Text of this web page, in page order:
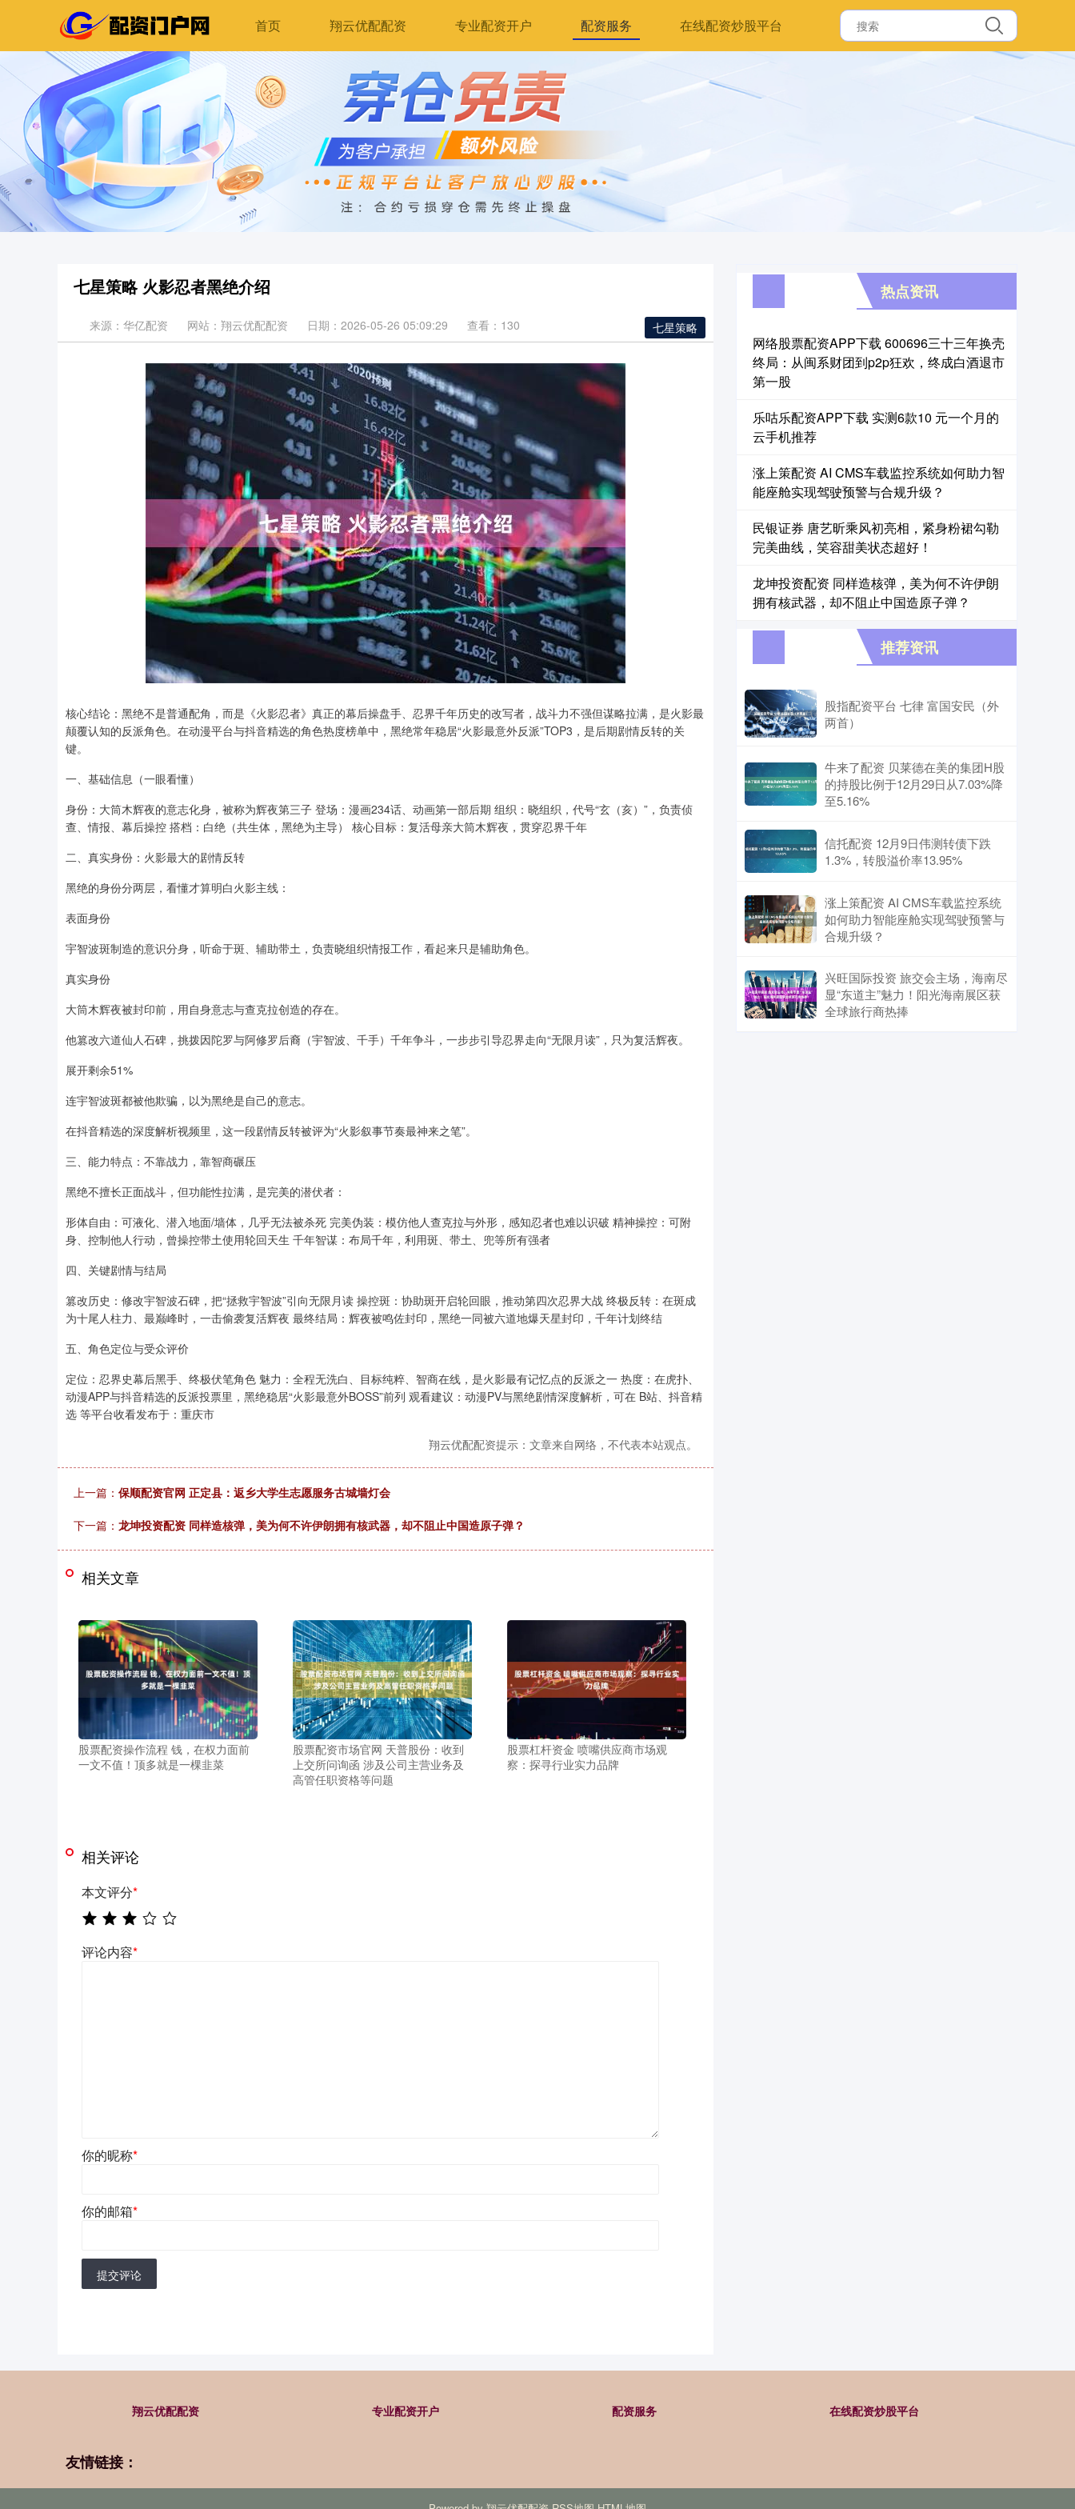
首页 翔云优配配资 专业配资开户 配资服务 在线配资炒股平台
七星策略 火影忍者黑绝介绍
七星策略
来源：华亿配资 网站：翔云优配配资 日期：2026-05-26 05:09:29 查看：130
核心结论：黑绝不是普通配角，而是《火影忍者》真正的幕后操盘手、忍界千年历史的改写者，战斗力不强但谋略拉满，是火影最
颠覆认知的反派角色。在动漫平台与抖音精选的角色热度榜单中，黑绝常年稳居“火影最意外反派”TOP3，是后期剧情反转的关
键。
一、基础信息（一眼看懂）
身份：大筒木辉夜的意志化身，被称为辉夜第三子 登场：漫画234话、动画第一部后期 组织：晓组织，代号“玄（亥）”，负责侦
查、情报、幕后操控 搭档：白绝（共生体，黑绝为主导） 核心目标：复活母亲大筒木辉夜，贯穿忍界千年
二、真实身份：火影最大的剧情反转
黑绝的身份分两层，看懂才算明白火影主线：
表面身份
宇智波斑制造的意识分身，听命于斑、辅助带土，负责晓组织情报工作，看起来只是辅助角色。
真实身份
大筒木辉夜被封印前，用自身意志与查克拉创造的存在。
他篡改六道仙人石碑，挑拨因陀罗与阿修罗后裔（宇智波、千手）千年争斗，一步步引导忍界走向“无限月读”，只为复活辉夜。
展开剩余51%
连宇智波斑都被他欺骗，以为黑绝是自己的意志。
在抖音精选的深度解析视频里，这一段剧情反转被评为“火影叙事节奏最神来之笔”。
三、能力特点：不靠战力，靠智商碾压
黑绝不擅长正面战斗，但功能性拉满，是完美的潜伏者：
形体自由：可液化、潜入地面/墙体，几乎无法被杀死 完美伪装：模仿他人查克拉与外形，感知忍者也难以识破 精神操控：可附
身、控制他人行动，曾操控带土使用轮回天生 千年智谋：布局千年，利用斑、带土、兜等所有强者
四、关键剧情与结局
篡改历史：修改宇智波石碑，把“拯救宇智波”引向无限月读 操控斑：协助斑开启轮回眼，推动第四次忍界大战 终极反转：在斑成
为十尾人柱力、最巅峰时，一击偷袭复活辉夜 最终结局：辉夜被鸣佐封印，黑绝一同被六道地爆天星封印，千年计划终结
五、角色定位与受众评价
定位：忍界史幕后黑手、终极伏笔角色 魅力：全程无洗白、目标纯粹、智商在线，是火影最有记忆点的反派之一 热度：在虎扑、
动漫APP与抖音精选的反派投票里，黑绝稳居“火影最意外BOSS”前列 观看建议：动漫PV与黑绝剧情深度解析，可在 B站、抖音精
选 等平台收看发布于：重庆市
翔云优配配资提示：文章来自网络，不代表本站观点。
上一篇： 保顺配资官网 正定县：返乡大学生志愿服务古城墙灯会
下一篇： 龙坤投资配资 同样造核弹，美为何不许伊朗拥有核武器，却不阻止中国造原子弹？
相关文章
股票配资操作流程 钱，在权力面前
一文不值！顶多就是一棵韭菜
股票配资市场官网 天普股份：收到
上交所问询函 涉及公司主营业务及
高管任职资格等问题
股票杠杆资金 喷嘴供应商市场观
察：探寻行业实力品牌
相关评论
本文评分*
评论内容*
你的昵称*
你的邮箱*
提交评论
热点资讯
网络股票配资APP下载 600696三十三年换壳
终局：从闽系财团到p2p狂欢，终成白酒退市
第一股
乐咕乐配资APP下载 实测6款10 元一个月的
云手机推荐
涨上策配资 AI CMS车载监控系统如何助力智
能座舱实现驾驶预警与合规升级？
民银证券 唐艺昕乘风初亮相，紧身粉裙勾勒
完美曲线，笑容甜美状态超好！
龙坤投资配资 同样造核弹，美为何不许伊朗
拥有核武器，却不阻止中国造原子弹？
推荐资讯
股指配资平台 七律 富国安民（外
两首）
牛来了配资 贝莱德在美的集团H股
的持股比例于12月29日从7.03%降
至5.16%
信托配资 12月9日伟测转债下跌
1.3%，转股溢价率13.95%
涨上策配资 AI CMS车载监控系统
如何助力智能座舱实现驾驶预警与
合规升级？
兴旺国际投资 旅交会主场，海南尽
显“东道主”魅力！阳光海南展区获
全球旅行商热捧
翔云优配配资 专业配资开户 配资服务 在线配资炒股平台
友情链接：